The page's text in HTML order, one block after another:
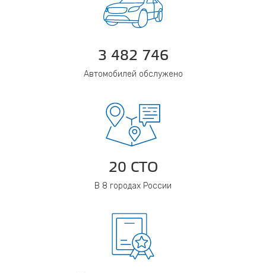
3 482 746
Автомобилей обслужено
20 СТО
В 8 городах России